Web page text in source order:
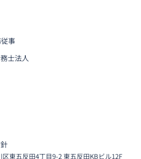
事
士法人
区東五反田4丁目9-2 東五反田KBビル12F